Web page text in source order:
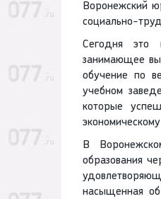
Воронежский
социально-
Сегодня это
занимающее
обучение по
учебном
которые
В
образования
насыщенная